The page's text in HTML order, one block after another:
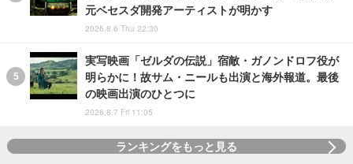
元ベセスダ開発アーティストが明かす
2026.8.6 Thu 22:30
実写映画「ゼルダの伝説」宿敵・ガノンドロフ役が
明らかに！故サム・ニールも出演と海外報道。最後
の映画出演のひとつに
2026.8.7 Fri 11:05
ランキングをもっと見る